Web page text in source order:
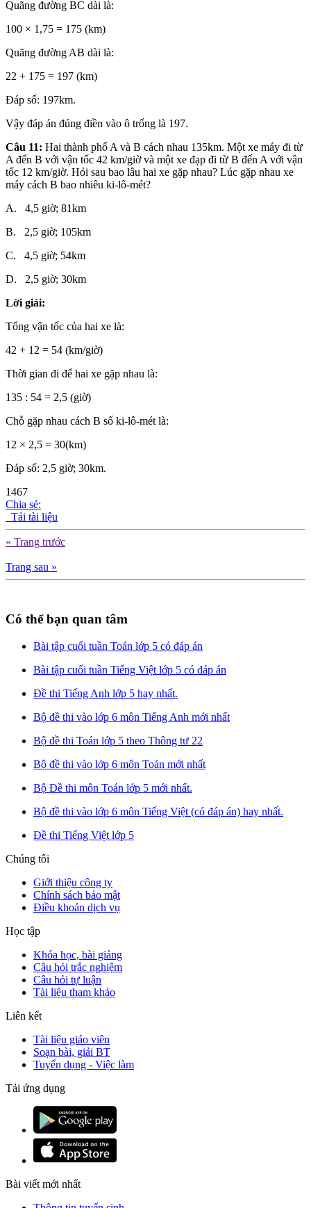
Quãng đường BC dài là:
100 × 1,75 = 175 (km)
Quãng đường AB dài là:
22 + 175 = 197 (km)
Đáp số: 197km.
Vậy đáp án đúng điền vào ô trống là 197.
Câu 11: Hai thành phố A và B cách nhau 135km. Một xe máy đi từ
A đến B với vận tốc 42 km/giờ và một xe đạp đi từ B đến A với vận
tốc 12 km/giờ. Hỏi sau bao lâu hai xe gặp nhau? Lúc gặp nhau xe
máy cách B bao nhiêu ki-lô-mét?
A. 4,5 giờ; 81km
B. 2,5 giờ; 105km
C. 4,5 giờ; 54km
D. 2,5 giờ; 30km
Lời giải:
Tổng vận tốc của hai xe là:
42 + 12 = 54 (km/giờ)
Thời gian đi để hai xe gặp nhau là:
135 : 54 = 2,5 (giờ)
Chỗ gặp nhau cách B số ki-lô-mét là:
12 × 2,5 = 30(km)
Đáp số: 2,5 giờ; 30km.
1467
Chia sẻ:
Tải tài liệu
« Trang trước
Trang sau »
Có thể bạn quan tâm
Bài tập cuối tuần Toán lớp 5 có đáp án
Bài tập cuối tuần Tiếng Việt lớp 5 có đáp án
Đề thi Tiếng Anh lớp 5 hay nhất.
Bộ đề thi vào lớp 6 môn Tiếng Anh mới nhất
Bộ đề thi Toán lớp 5 theo Thông tư 22
Bộ đề thi vào lớp 6 môn Toán mới nhất
Bộ Đề thi môn Toán lớp 5 mới nhất.
Bộ đề thi vào lớp 6 môn Tiếng Việt (có đáp án) hay nhất.
Đề thi Tiếng Việt lớp 5
Chúng tôi
Giới thiệu công ty
Chính sách bảo mật
Điều khoản dịch vụ
Học tập
Khóa học, bài giảng
Câu hỏi trắc nghiệm
Câu hỏi tự luận
Tài liệu tham khảo
Liên kết
Tài liệu giáo viên
Soạn bài, giải BT
Tuyển dụng - Việc làm
Tải ứng dụng
Bài viết mới nhất